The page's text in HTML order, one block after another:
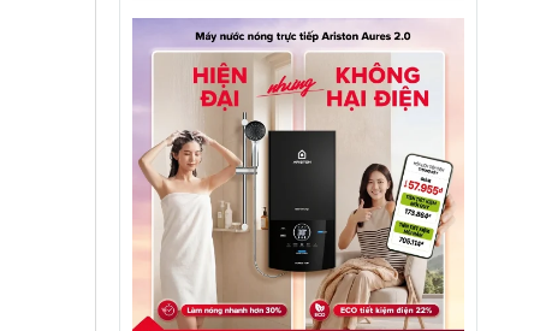
nước nóng, trong khi chọn sai loại có thể
tốn điện và nguy hiểm.